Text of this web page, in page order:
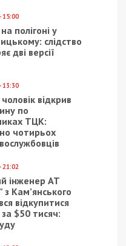
15:00
полігоні у
слідство
дві версії
13:30
відкрив
по
ТЦК:
чотирьох
21:02
інженер АТ
з Кам’янського
відкупитися
$50 тисяч: